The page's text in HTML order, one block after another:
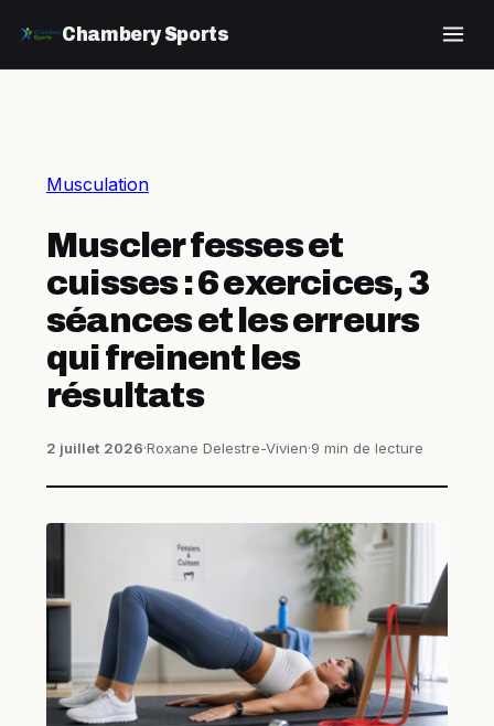
Chambery Sports
Musculation
Muscler fesses et
cuisses : 6 exercices, 3
séances et les erreurs
qui freinent les
résultats
2 juillet 2026·Roxane Delestre-Vivien·9 min de lecture